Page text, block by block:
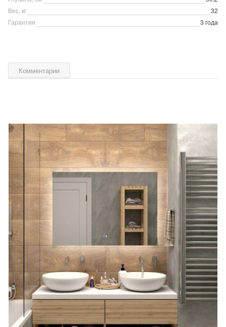
Вес, кг
32
Гарантия
3 года
Комментарии